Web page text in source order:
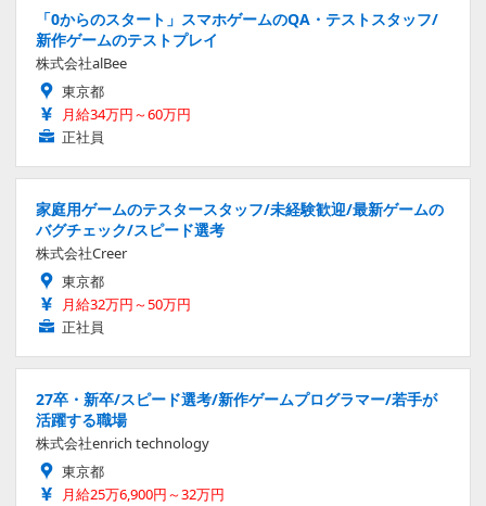
「0からのスタート」スマホゲームのQA・テストスタッフ/
新作ゲームのテストプレイ
株式会社alBee
東京都
月給34万円～60万円
正社員
家庭用ゲームのテスタースタッフ/未経験歓迎/最新ゲームの
バグチェック/スピード選考
株式会社Creer
東京都
月給32万円～50万円
正社員
27卒・新卒/スピード選考/新作ゲームプログラマー/若手が
活躍する職場
株式会社enrich technology
東京都
月給25万6,900円～32万円